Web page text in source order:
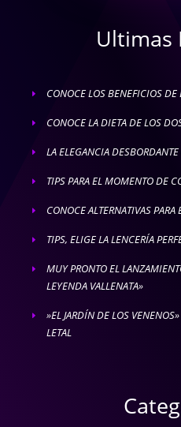
Ultimas
E CONOCE LOS BENEFICIOS DE
E CONOCE LA DIETA DE LOS
E LA ELEGANCIA
E TIPS PARA EL MOMENTO DE
E CONOCE ALTERNATIVAS PARA
E TIPS, ELIGE LA LENCERÍA
E
MUY PRONTO EL
LEYENDA VALLENATA»
E
»EL JARDÍN DE LOS
LETAL